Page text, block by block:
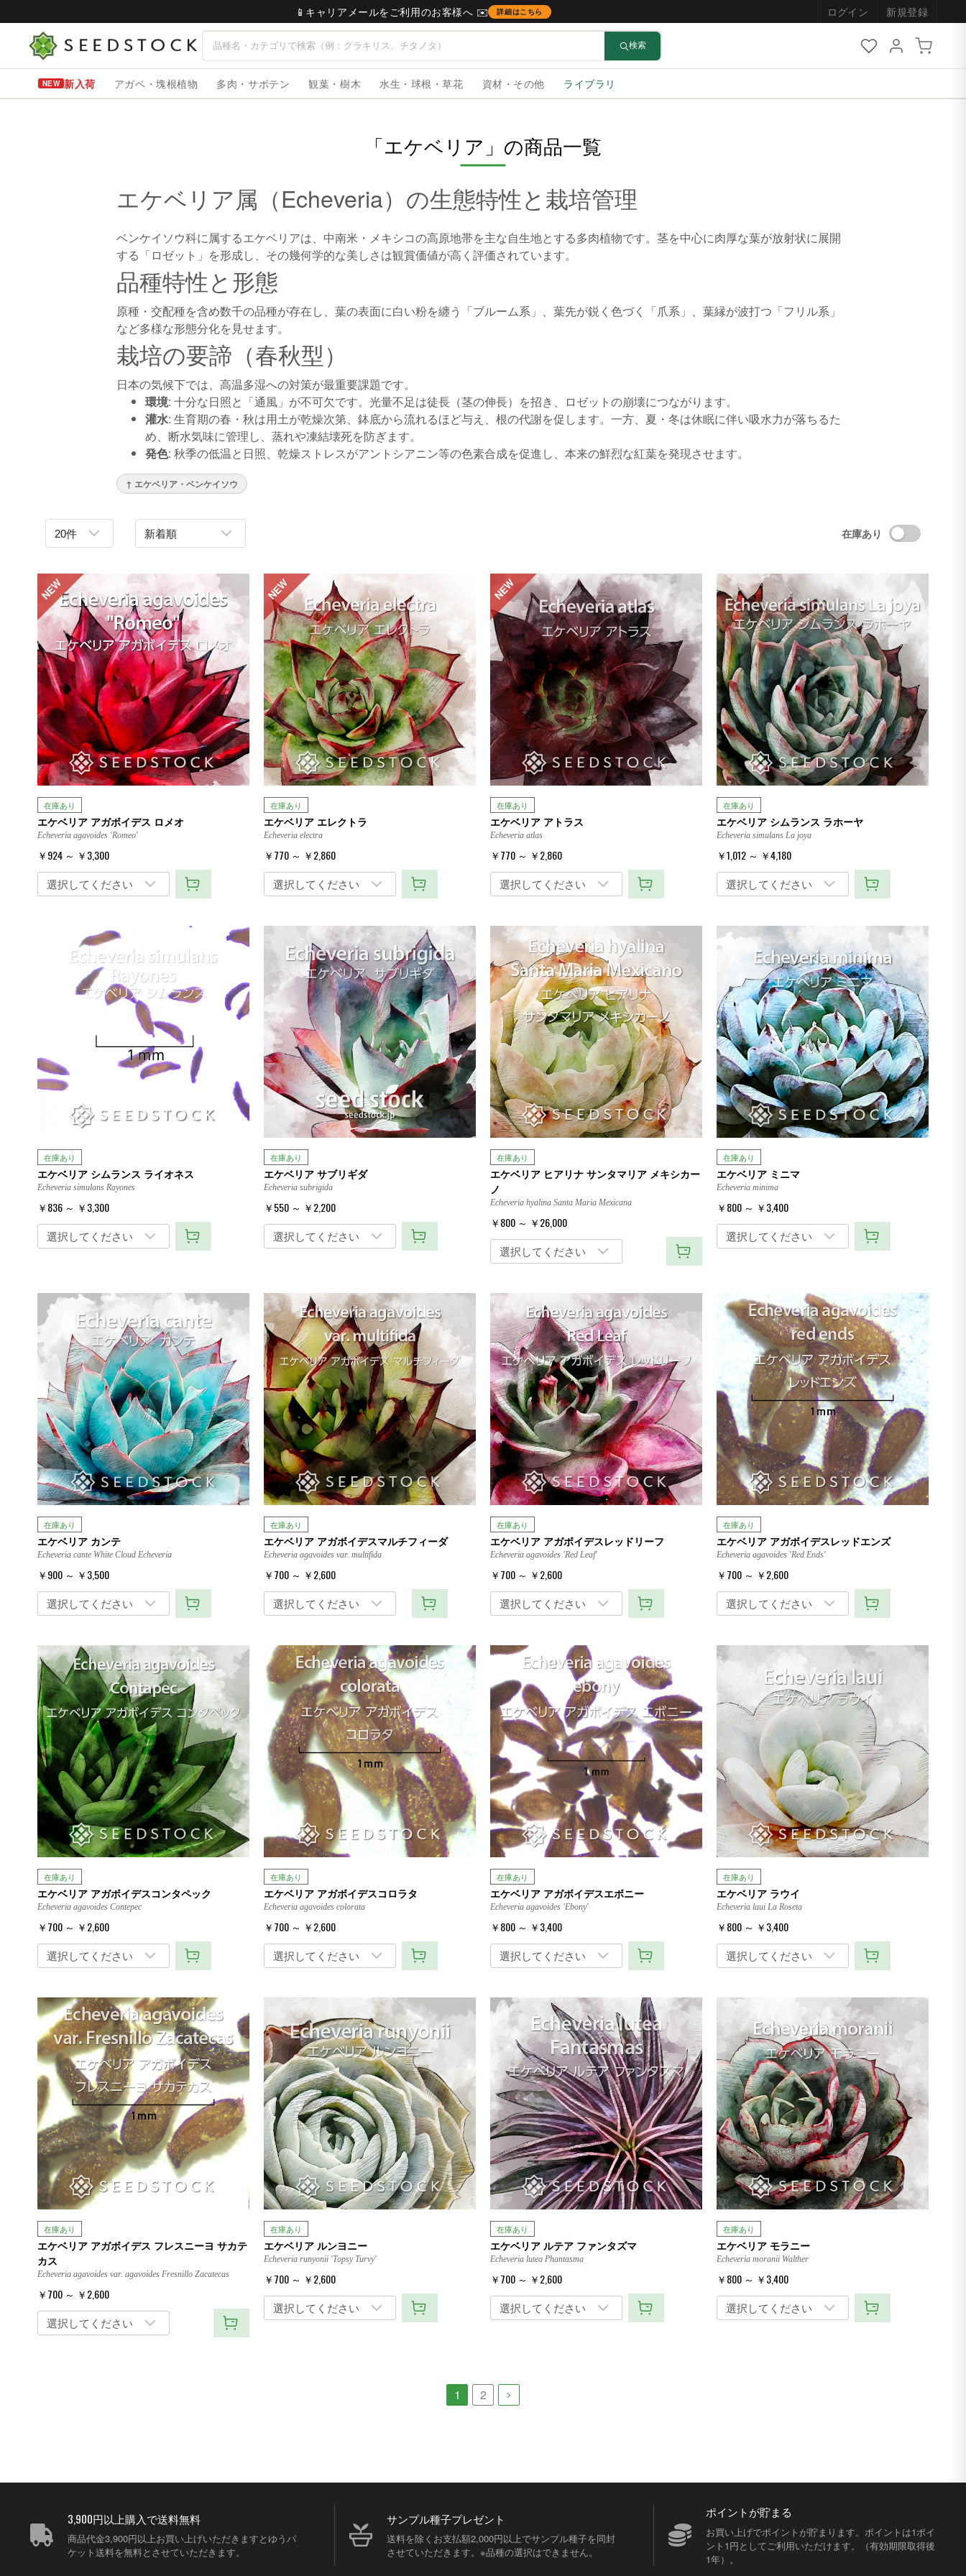
📱キャリアメールをご利用のお客様へ ✉️ 詳細はこちら ログイン 新規登録
検索
新入荷 アガベ・塊根植物 多肉・サボテン 観葉・樹木 水生・球根・草花 資材・その他 ライブラリ
「エケベリア」の商品一覧
エケベリア属（Echeveria）の生態特性と栽培管理
ベンケイソウ科に属するエケベリアは、中南米・メキシコの高原地帯を主な自生地とする多肉植物です。茎を中心に肉厚な葉が放射状に展開
する「ロゼット」を形成し、その幾何学的な美しさは観賞価値が高く評価されています。
品種特性と形態
原種・交配種を含め数千の品種が存在し、葉の表面に白い粉を纏う「ブルーム系」、葉先が鋭く色づく「爪系」、葉縁が波打つ「フリル系」
など多様な形態分化を見せます。
栽培の要諦（春秋型）
日本の気候下では、高温多湿への対策が最重要課題です。
環境: 十分な日照と「通風」が不可欠です。光量不足は徒長（茎の伸長）を招き、ロゼットの崩壊につながります。
灌水: 生育期の春・秋は用土が乾燥次第、鉢底から流れるほど与え、根の代謝を促します。一方、夏・冬は休眠に伴い吸水力が落ちるた
め、断水気味に管理し、蒸れや凍結壊死を防ぎます。
発色: 秋季の低温と日照、乾燥ストレスがアントシアニン等の色素合成を促進し、本来の鮮烈な紅葉を発現させます。
↑ エケベリア・ベンケイソウ
在庫あり
NEW
在庫あり
エケベリア アガボイデス ロメオ
Echeveria agavoides 'Romeo'
￥924 ～ ￥3,300
NEW
在庫あり
エケベリア エレクトラ
Echeveria electra
￥770 ～ ￥2,860
NEW
在庫あり
エケベリア アトラス
Echeveria atlas
￥770 ～ ￥2,860
在庫あり
エケベリア シムランス ラホーヤ
Echeveria simulans La joya
￥1,012 ～ ￥4,180
在庫あり
エケベリア シムランス ライオネス
Echeveria simulans Rayones
￥836 ～ ￥3,300
在庫あり
エケベリア サブリギダ
Echeveria subrigida
￥550 ～ ￥2,200
在庫あり
エケベリア ヒアリナ サンタマリア メキシカー
ノ
Echeveria hyalina Santa Maria Mexicana
￥800 ～ ￥26,000
在庫あり
エケベリア ミニマ
Echeveria minima
￥800 ～ ￥3,400
在庫あり
エケベリア カンテ
Echeveria cante White Cloud Echeveria
￥900 ～ ￥3,500
在庫あり
エケベリア アガボイデスマルチフィーダ
Echeveria agavoides var. multifida
￥700 ～ ￥2,600
在庫あり
エケベリア アガボイデスレッドリーフ
Echeveria agavoides 'Red Leaf'
￥700 ～ ￥2,600
在庫あり
エケベリア アガボイデスレッドエンズ
Echeveria agavoides 'Red Ends'
￥700 ～ ￥2,600
在庫あり
エケベリア アガボイデスコンタペック
Echeveria agavoides Contepec
￥700 ～ ￥2,600
在庫あり
エケベリア アガボイデスコロラタ
Echeveria agavoides colorata
￥700 ～ ￥2,600
在庫あり
エケベリア アガボイデスエボニー
Echeveria agavoides 'Ebony'
￥800 ～ ￥3,400
在庫あり
エケベリア ラウイ
Echeveria laui La Roseta
￥800 ～ ￥3,400
在庫あり
エケベリア アガボイデス フレスニーヨ サカテ
カス
Echeveria agavoides var. agavoides Fresnillo Zacatecas
￥700 ～ ￥2,600
在庫あり
エケベリア ルンヨニー
Echeveria runyonii 'Topsy Turvy'
￥700 ～ ￥2,600
在庫あり
エケベリア ルテア ファンタズマ
Echeveria lutea Phantasma
￥700 ～ ￥2,600
在庫あり
エケベリア モラニー
Echeveria moranii Walther
￥800 ～ ￥3,400
1 2
3,900円以上購入で送料無料
商品代金3,900円以上お買い上げいただきますとゆうパ
ケット送料を無料とさせていただきます。
サンプル種子プレゼント
送料を除くお支払額2,000円以上でサンプル種子を同封
させていただきます。※品種の選択はできません。
ポイントが貯まる
お買い上げでポイントが貯まります。ポイントは1ポイ
ント1円としてご利用いただけます。（有効期限取得後
1年）。